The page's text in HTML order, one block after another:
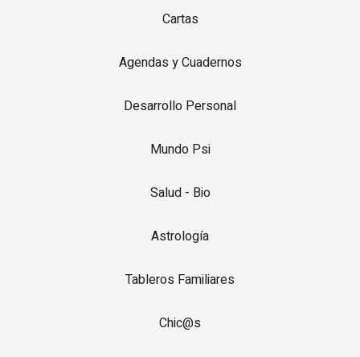
Cartas
Agendas y Cuadernos
Desarrollo Personal
Mundo Psi
Salud - Bio
Astrología
Tableros Familiares
Chic@s